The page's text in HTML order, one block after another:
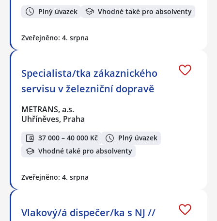
Plný úvazek Vhodné také pro absolventy
Zveřejněno: 4. srpna
Specialista/tka zákaznického
servisu v železniční dopravě
METRANS, a.s.
Uhříněves, Praha
37 000 – 40 000 Kč
Plný úvazek
Vhodné také pro absolventy
Zveřejněno: 4. srpna
Vlakový/á dispečer/ka s NJ //